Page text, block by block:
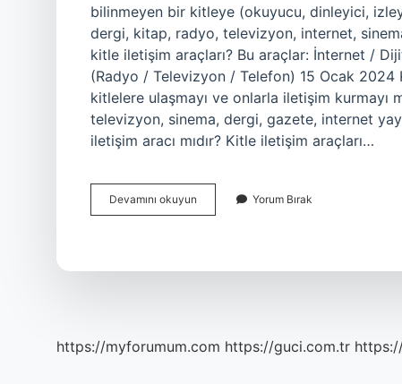
bilinmeyen bir kitleye (okuyucu, dinleyici,
dergi, kitap, radyo, televizyon, internet,
kitle iletişim araçları? Bu araçlar: İnternet /
(Radyo / Televizyon / Telefon) 15 Ocak 2024
kitlelere ulaşmayı ve onlarla iletişim kurmayı
televizyon, sinema, dergi, gazete, internet
iletişim aracı mıdır? Kitle iletişim araçları…
Devamını okuyun
Kitle
Yorum Bırak
https://myforumum.com https://guci.com.tr